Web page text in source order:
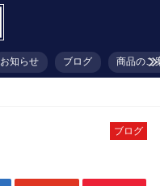
お知らせ ブログ 商品のご
ブログ